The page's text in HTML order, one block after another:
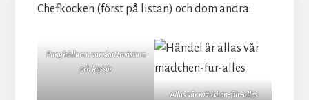
Chefkocken (först på listan) och dom andra:
Punghållaren var skattmästare
och kassör
Allas vår mädchen-für-alles